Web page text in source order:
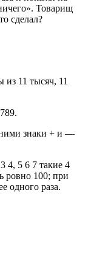
Товарищ
сделал?
11 тысяч, 11
знаки + и —
4, 5 6 7 такие 4
ровно 100; при
одного раза.